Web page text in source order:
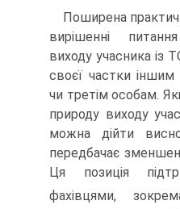
Поширена
вирішенні
виходу учасника із
своєї частки
чи третім особам.
природу виходу
можна дійти
передбачає
Ця позиція
фахівцями,